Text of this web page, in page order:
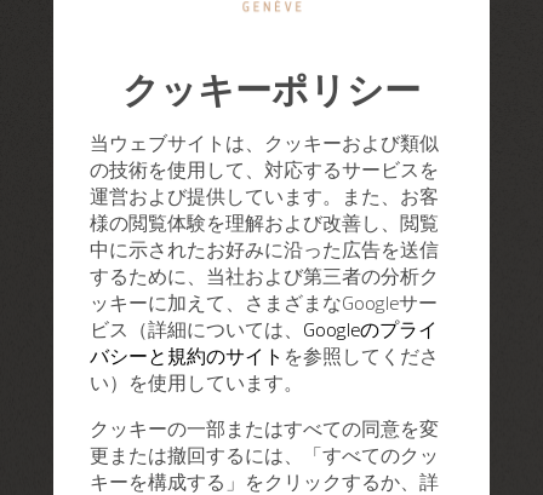
クッキーポリシー
当ウェブサイトは、クッキーおよび類似
の技術を使用して、対応するサービスを
運営および提供しています。また、お客
様の閲覧体験を理解および改善し、閲覧
中に示されたお好みに沿った広告を送信
するために、当社および第三者の分析ク
ッキーに加えて、さまざまなGoogleサー
ビス（詳細については、 Googleのプライ
バシーと規約のサイト を参照してくださ
い）を使用しています。
クッキーの一部またはすべての同意を変
更または撤回するには、「すべてのクッ
キーを構成する」をクリックするか、詳